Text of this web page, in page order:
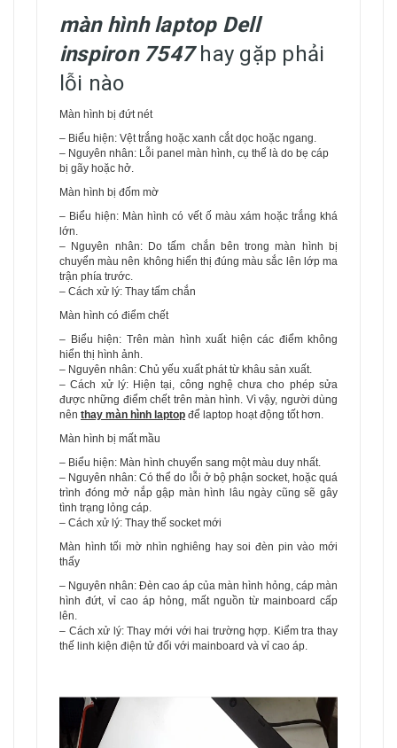
màn hình laptop Dell
inspiron 7547hay gặp phải
lỗi nào
Màn hình bị đứt nét
– Biểu hiện: Vệt trắng hoặc xanh cắt dọc hoặc ngang.
– Nguyên nhân: Lỗi panel màn hình, cụ thể là do bẹ cáp
bị gãy hoặc hở.
Màn hình bị đốm mờ
– Biểu hiện: Màn hình có vết ố màu xám hoặc trắng khá
lớn.
– Nguyên nhân: Do tấm chắn bên trong màn hình bị
chuyển màu nên không hiển thị đúng màu sắc lên lớp ma
trận phía trước.
– Cách xử lý: Thay tấm chắn
Màn hình có điểm chết
– Biểu hiện: Trên màn hình xuất hiện các điểm không
hiển thị hình ảnh.
– Nguyên nhân: Chủ yếu xuất phát từ khâu sản xuất.
– Cách xử lý: Hiện tại, công nghệ chưa cho phép sửa
được những điểm chết trên màn hình. Vì vậy, người dùng
nên thay màn hình laptop để laptop hoạt động tốt hơn.
Màn hình bị mất mầu
– Biểu hiện: Màn hình chuyển sang một màu duy nhất.
– Nguyên nhân: Có thể do lỗi ở bộ phận socket, hoặc quá
trình đóng mở nắp gập màn hình lâu ngày cũng sẽ gây
tình trạng lỏng cáp.
– Cách xử lý: Thay thế socket mới
Màn hình tối mờ nhìn nghiêng hay soi đèn pin vào mới
thấy
– Nguyên nhân: Đèn cao áp của màn hình hỏng, cáp màn
hình đứt, vỉ cao áp hỏng, mất nguồn từ mainboard cấp
lên.
– Cách xử lý: Thay mới với hai trường hợp. Kiểm tra thay
thế linh kiện điện tử đối với mainboard và vỉ cao áp.